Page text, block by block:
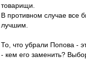
товарищи.
В противном случае все
лучшим.
То, что убрали Попова -
- кем его заменить?